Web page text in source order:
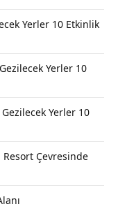
Yerler 10 Etkinlik
Yerler 10
Yerler 10
Çevresinde